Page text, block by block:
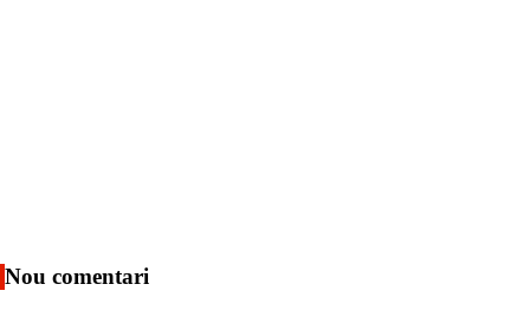
Nou comentari